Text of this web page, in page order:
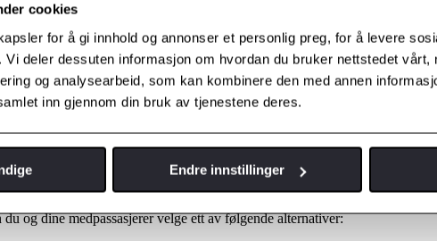
cookies
for å gi innhold og annonser et personlig preg, for å levere
deler dessuten informasjon om hvordan du bruker nettstedet vårt,
og analysearbeid, som kan kombinere den med annen
inn gjennom din bruk av tjenestene deres.
Endre innstillinger
bilhold i mange år. I tillegg til den høye kvalitet og avanserte
et komplett Toyota assistanse-team klar for å hjelpe deg å finne en
Toyota forhandler i Norge (i 12 md.) og Toyota bruktbiler (inntil
inntil bilen er 15 år.
og til og med mistet nøkler eller låst de inne.
og dine medpassasjerer velge ett av følgende alternativer: